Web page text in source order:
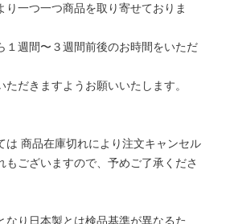
り一つ一つ商品を取り寄せておりま
１週間〜３週間前後のお時間をいただ
だきますようお願いいたします。
は 商品在庫切れにより注文キャンセル
もございますので、予めご了承くださ
なり日本製とは検品基準が異なるた